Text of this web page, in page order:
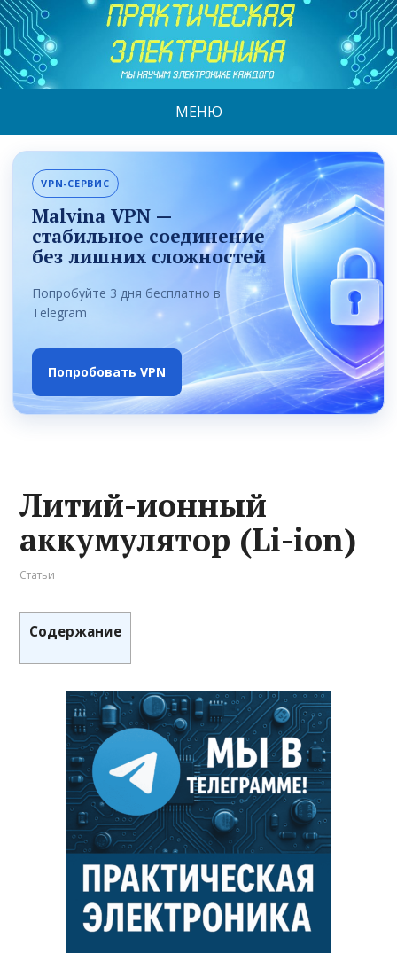
МЕНЮ
VPN-СЕРВИС
Malvina VPN —
стабильное соединение
без лишних сложностей
Попробуйте 3 дня бесплатно в
Telegram
Попробовать VPN
Литий-ионный
аккумулятор (Li-ion)
Статьи
Содержание